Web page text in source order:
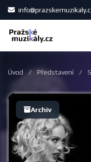
Úvod / Představení /
Archiv